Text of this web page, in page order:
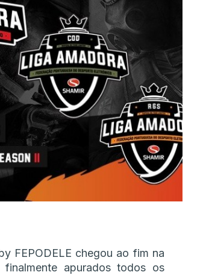
FEPODELE chegou ao fim na
apurados todos os